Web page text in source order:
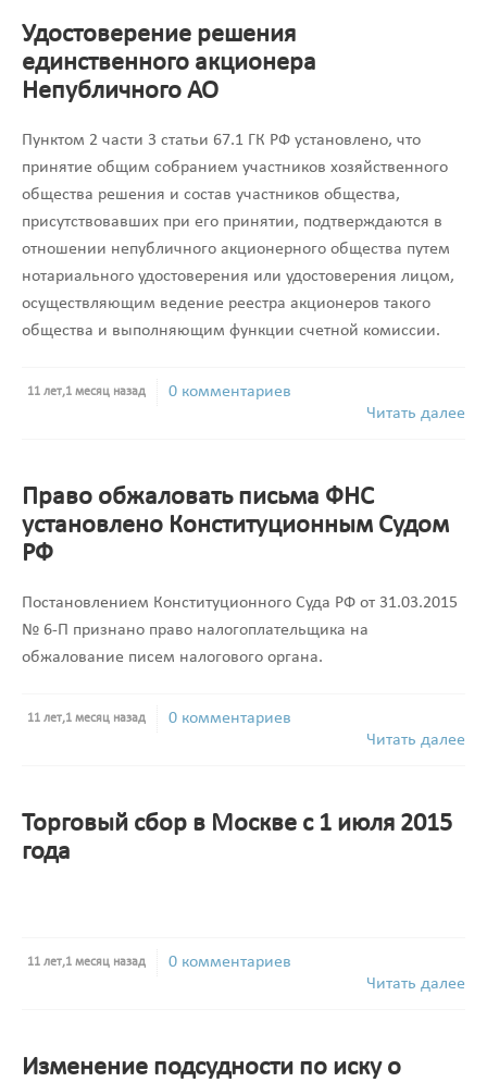
Удостоверение решения
единственного акционера
Непубличного АО
Пунктом 2 части 3 статьи 67.1 ГК РФ установлено, что
принятие общим собранием участников хозяйственного
общества решения и состав участников общества,
присутствовавших при его принятии, подтверждаются в
отношении непубличного акционерного общества путем
нотариального удостоверения или удостоверения лицом,
осуществляющим ведение реестра акционеров такого
общества и выполняющим функции счетной комиссии.
11 лет,1 месяц назад
0 комментариев
Читать далее
Право обжаловать письма ФНС
установлено Конституционным Судом
РФ
Постановлением Конституционного Суда РФ от 31.03.2015
№ 6-П признано право налогоплательщика на
обжалование писем налогового органа.
11 лет,1 месяц назад
0 комментариев
Читать далее
Торговый сбор в Москве с 1 июля 2015
года
11 лет,1 месяц назад
0 комментариев
Читать далее
Изменение подсудности по иску о